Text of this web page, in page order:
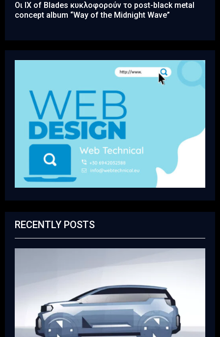
Οι IX of Blades κυκλοφορούν το post-black metal
concept album “Way of the Midnight Wave”
RECENTLY POSTS